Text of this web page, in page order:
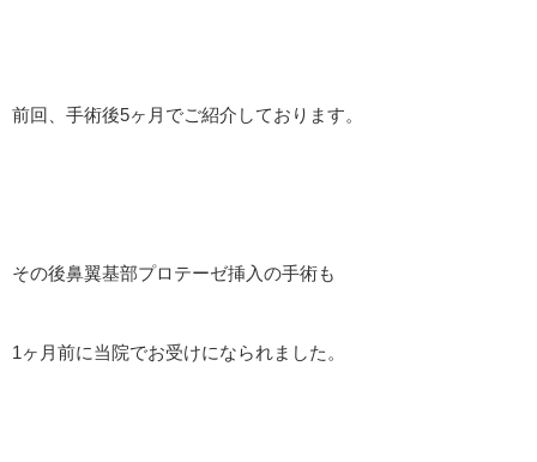
前回、手術後5ヶ月でご紹介しております。
その後鼻翼基部プロテーゼ挿入の手術も
1ヶ月前に当院でお受けになられました。